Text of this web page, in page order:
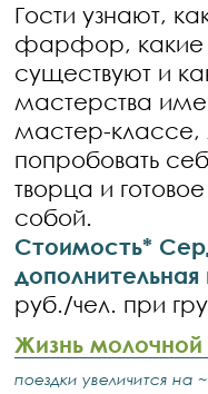
Гости узнают,
фарфор, какие
существуют и
мастерства
мастер-
попробовать
творца и
собой.
Стоимость*
руб./чел. при
Жизнь
поездки увеличится на